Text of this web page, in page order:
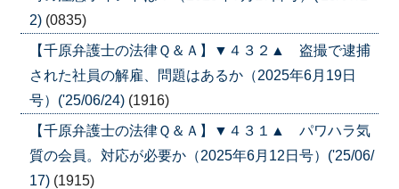
2) (0835)
【千原弁護士の法律Ｑ＆Ａ】▼４３２▲ 盗撮で逮捕
された社員の解雇、問題はあるか（2025年6月19日
号）('25/06/24) (1916)
【千原弁護士の法律Ｑ＆Ａ】▼４３１▲ パワハラ気
質の会員。対応が必要か（2025年6月12日号）('25/06/
17) (1915)